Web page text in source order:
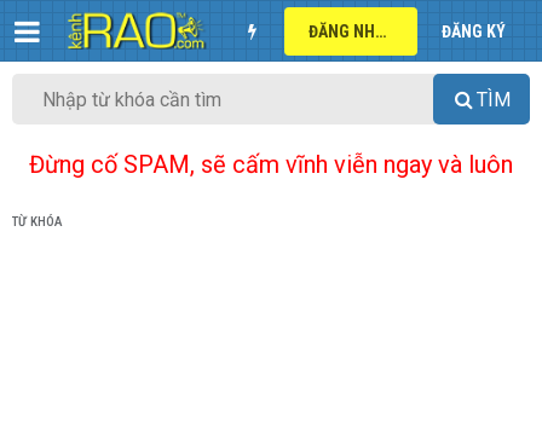
ĐĂNG NHẬP ĐĂNG KÝ
TÌM
Đừng cố SPAM, sẽ cấm vĩnh viễn ngay và luôn
TỪ KHÓA